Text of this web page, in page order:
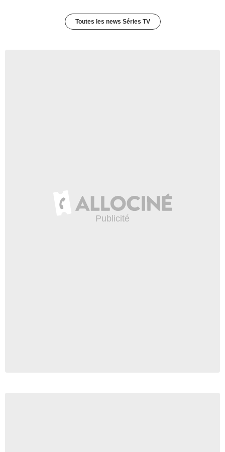
Toutes les news Séries TV